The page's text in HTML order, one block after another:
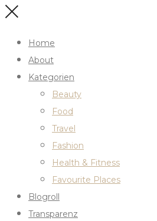
Home
About
Kategorien
Beauty
Food
Travel
Fashion
Health & Fitness
Favourite Places
Blogroll
Transparenz